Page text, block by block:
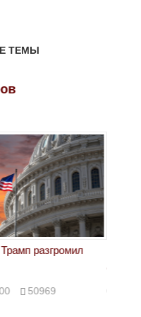
ТЕМЫ
разгромил
50969